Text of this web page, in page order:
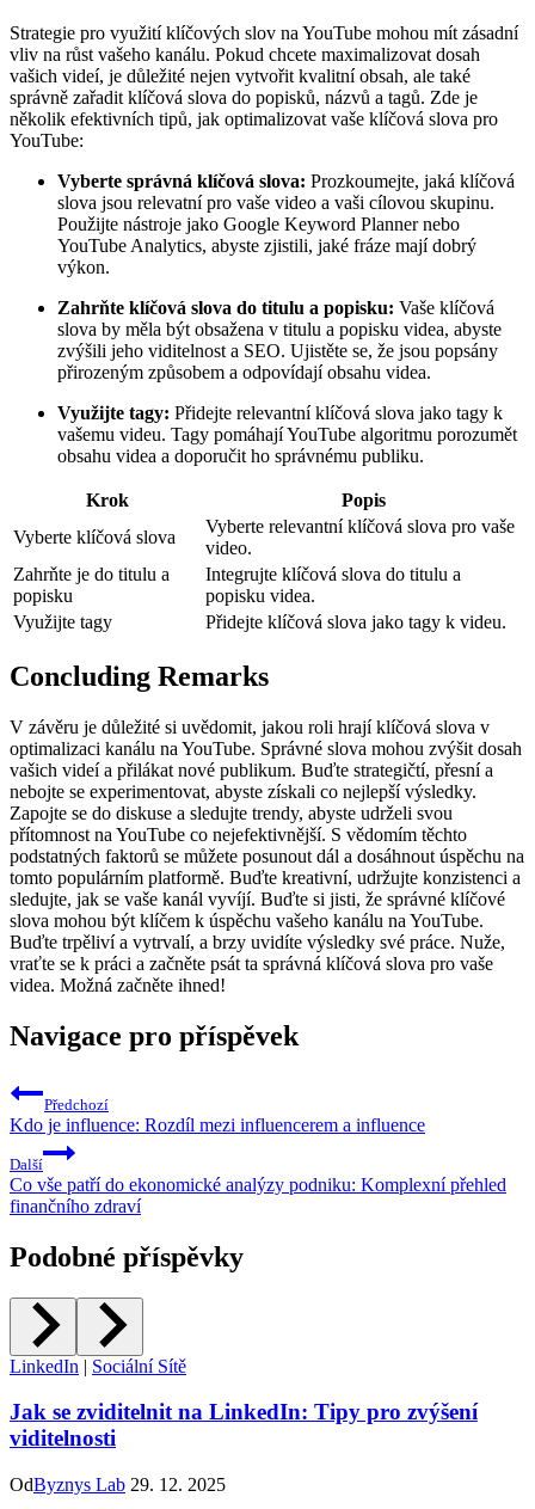
Strategie pro využití klíčových slov na YouTube mohou mít zásadní
vliv na růst vašeho kanálu. Pokud chcete maximalizovat dosah
vašich videí, je důležité nejen vytvořit kvalitní obsah, ale také
správně zařadit klíčová slova do popisků, názvů a tagů. Zde je
několik efektivních tipů, jak optimalizovat vaše klíčová slova pro
YouTube:
Vyberte správná klíčová slova: Prozkoumejte, jaká klíčová
slova jsou relevatní pro vaše video a vaši cílovou skupinu.
Použijte nástroje jako Google Keyword Planner nebo
YouTube Analytics, abyste zjistili, jaké fráze mají dobrý
výkon.
Zahrňte klíčová slova do titulu a popisku: Vaše klíčová
slova by měla být obsažena v titulu a popisku videa, abyste
zvýšili jeho viditelnost a SEO. Ujistěte se, že jsou popsány
přirozeným způsobem a odpovídají obsahu videa.
Využijte tagy: Přidejte relevantní klíčová slova jako tagy k
vašemu videu. Tagy pomáhají YouTube algoritmu porozumět
obsahu videa a doporučit ho správnému publiku.
Krok
Popis
Vyberte klíčová slova
Vyberte relevantní klíčová slova pro vaše
video.
Zahrňte je do titulu a
popisku
Integrujte klíčová slova do titulu a
popisku videa.
Využijte tagy
Přidejte klíčová slova jako tagy k videu.
Concluding Remarks
V závěru je důležité si uvědomit, jakou roli hrají klíčová slova v
optimalizaci kanálu na YouTube. Správné slova mohou zvýšit dosah
vašich videí a přilákat nové publikum. Buďte strategičtí, přesní a
nebojte se experimentovat, abyste získali co nejlepší výsledky.
Zapojte se do diskuse a sledujte trendy, abyste udrželi svou
přítomnost na YouTube co nejefektivnější. S vědomím těchto
podstatných faktorů se můžete posunout dál a dosáhnout úspěchu na
tomto populárním platformě. Buďte kreativní, udržujte konzistenci a
sledujte, jak se vaše kanál vyvíjí. Buďte si jisti, že správné klíčové
slova mohou být klíčem k úspěchu vašeho kanálu na YouTube.
Buďte trpěliví a vytrvalí, a brzy uvidíte výsledky své práce. Nuže,
vraťte se k práci a začněte psát ta správná klíčová slova pro vaše
videa. Možná začněte ihned!
Navigace pro příspěvek
Předchozí
Kdo je influence: Rozdíl mezi influencerem a influence
Další
Co vše patří do ekonomické analýzy podniku: Komplexní přehled
finančního zdraví
Podobné příspěvky
LinkedIn | Sociální Sítě
Jak se zviditelnit na LinkedIn: Tipy pro zvýšení
viditelnosti
OdByznys Lab 29. 12. 2025